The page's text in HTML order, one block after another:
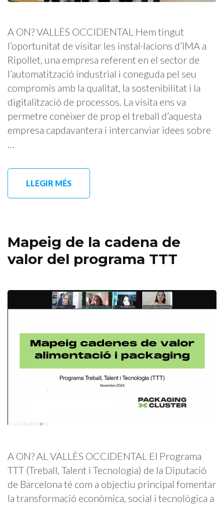
A ON? VALLÈS OCCIDENTAL Hem tingut
l’oportunitat de visitar les instal·lacions d’IMA a
Ripollet, una empresa referent en el sector de
l’automatització industrial i coneguda pel seu
compromís amb la qualitat, la sostenibilitat i la
digitalització de processos. La visita ens va
permetre conèixer de prop el treball d’aquesta
empresa capdavantera i intercanviar idees sobre
…
LLEGIR MÉS
Mapeig de la cadena de
valor del programa TTT
A ON? AL VALLÈS OCCIDENTAL El Programa
TTT (Treball, Talent i Tecnologia) de la Diputació
de Barcelona té com a objectiu principal fomentar
la transformació econòmica, social i tecnològica a